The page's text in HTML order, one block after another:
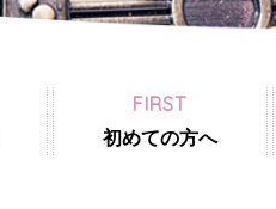
FIRST
初めての方へ